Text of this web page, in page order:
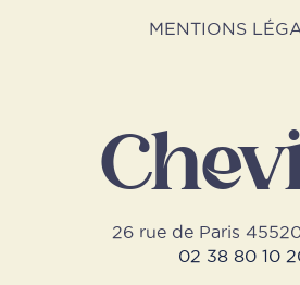
MENTIONS
26 rue de Paris
02 38 80 10